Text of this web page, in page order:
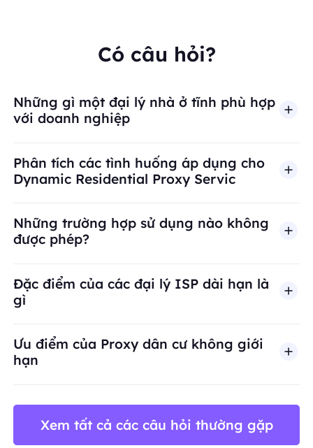
Có câu hỏi?
Những gì một đại lý nhà ở tĩnh phù hợp
với doanh nghiệp
Phân tích các tình huống áp dụng cho
Dynamic Residential Proxy Servic
Những trường hợp sử dụng nào không
được phép?
BestProxy không hỗ trợ gian lận, spam, tương
Đặc điểm của các đại lý ISP dài hạn là
gì
Ưu điểm của Proxy dân cư không giới
hạn
Xem tất cả các câu hỏi thường gặp